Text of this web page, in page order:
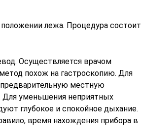
лежа. Процедура состоит
Осуществляется врачом
похож на гастроскопию. Для
местную
уменьшения неприятных
глубокое и спокойное дыхание.
время нахождения прибора в